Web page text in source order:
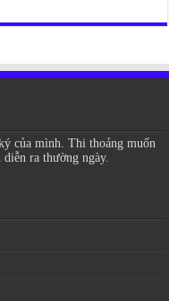
của mình. Thi thoảng muốn
ra thường ngày.